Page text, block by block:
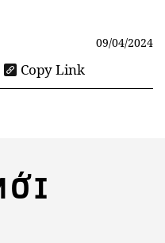
Copy Link
09/04/2024